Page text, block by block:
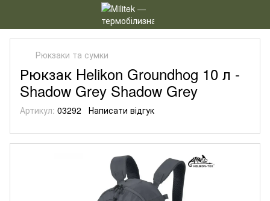
Рюкзаки та сумки
Рюкзак Helikon Groundhog 10 л -
Shadow Grey Shadow Grey
Артикул: 03292 Написати відгук